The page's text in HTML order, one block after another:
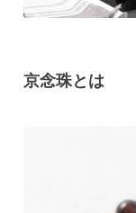
京念珠とは